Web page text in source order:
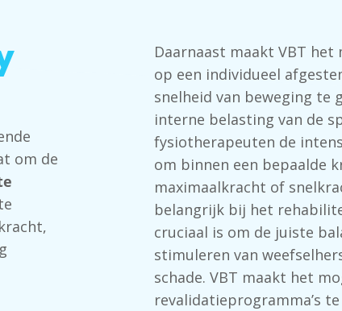
om de
kracht,
Daarnaast maakt VBT het
op een individueel
snelheid van beweging te
interne belasting van de
fysiotherapeuten de
om binnen een bepaalde
maximaalkracht of
belangrijk bij het
cruciaal is om de juiste
stimuleren van
schade. VBT maakt het
revalidatieprogramma’s